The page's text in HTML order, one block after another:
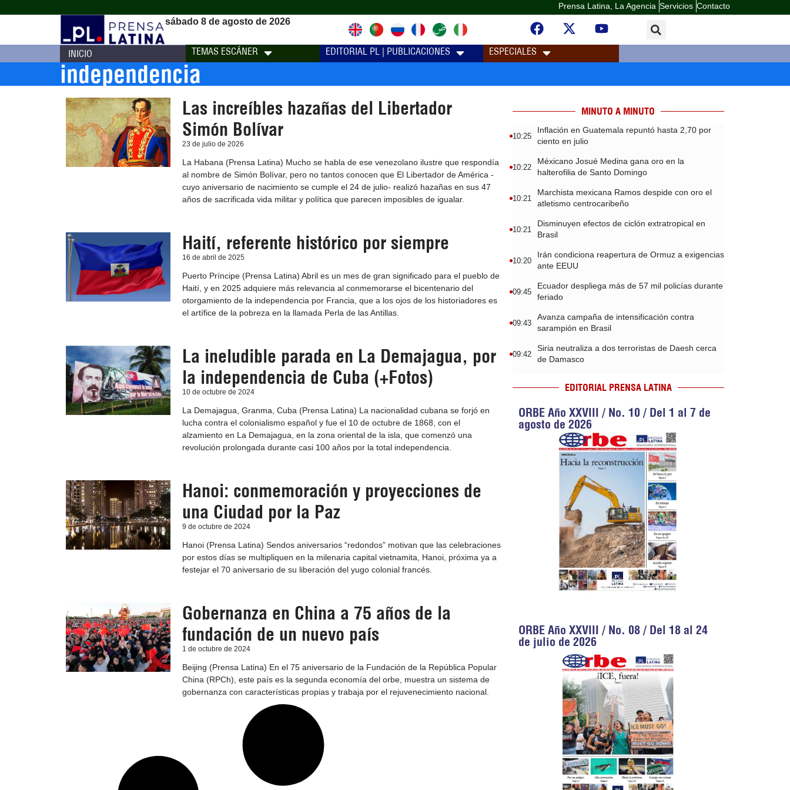
Prensa Latina, La Agencia Servicios Contacto
sábado 8 de agosto de 2026
INICIO TEMAS ESCÁNER EDITORIAL PL | PUBLICACIONES ESPECIALES
independencia
Las increíbles hazañas del Libertador
Simón Bolívar
23 de julio de 2026
La Habana (Prensa Latina) Mucho se habla de ese venezolano ilustre que respondía
al nombre de Simón Bolívar, pero no tantos conocen que El Libertador de América -
cuyo aniversario de nacimiento se cumple el 24 de julio- realizó hazañas en sus 47
años de sacrificada vida militar y política que parecen imposibles de igualar.
Haití, referente histórico por siempre
16 de abril de 2025
Puerto Príncipe (Prensa Latina) Abril es un mes de gran significado para el pueblo de
Haití, y en 2025 adquiere más relevancia al conmemorarse el bicentenario del
otorgamiento de la independencia por Francia, que a los ojos de los historiadores es
el artífice de la pobreza en la llamada Perla de las Antillas.
La ineludible parada en La Demajagua, por
la independencia de Cuba (+Fotos)
10 de octubre de 2024
La Demajagua, Granma, Cuba (Prensa Latina) La nacionalidad cubana se forjó en
lucha contra el colonialismo español y fue el 10 de octubre de 1868, con el
alzamiento en La Demajagua, en la zona oriental de la isla, que comenzó una
revolución prolongada durante casi 100 años por la total independencia.
Hanoi: conmemoración y proyecciones de
una Ciudad por la Paz
9 de octubre de 2024
Hanoi (Prensa Latina) Sendos aniversarios “redondos” motivan que las celebraciones
por estos días se multipliquen en la milenaria capital vietnamita, Hanoi, próxima ya a
festejar el 70 aniversario de su liberación del yugo colonial francés.
Gobernanza en China a 75 años de la
fundación de un nuevo país
1 de octubre de 2024
Beijing (Prensa Latina) En el 75 aniversario de la Fundación de la República Popular
China (RPCh), este país es la segunda economía del orbe, muestra un sistema de
gobernanza con características propias y trabaja por el rejuvenecimiento nacional.
MINUTO A MINUTO
10:25
Inflación en Guatemala repuntó hasta 2,70 por
ciento en julio
10:22
Méxicano Josué Medina gana oro en la
halterofilia de Santo Domingo
10:21
Marchista mexicana Ramos despide con oro el
atletismo centrocaribeño
10:21
Disminuyen efectos de ciclón extratropical en
Brasil
10:20
Irán condiciona reapertura de Ormuz a exigencias
ante EEUU
09:45
Ecuador despliega más de 57 mil policías durante
feriado
09:43
Avanza campaña de intensificación contra
sarampión en Brasil
09:42
Siria neutraliza a dos terroristas de Daesh cerca
de Damasco
EDITORIAL PRENSA LATINA
ORBE Año XXVIII / No. 10 / Del 1 al 7 de
agosto de 2026
ORBE Año XXVIII / No. 08 / Del 18 al 24
de julio de 2026